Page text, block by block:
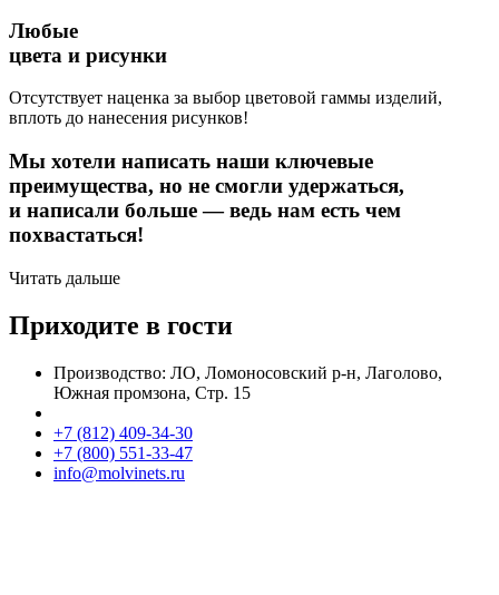
Любые
цвета и рисунки
Отсутствует наценка за выбор цветовой гаммы изделий,
вплоть до нанесения рисунков!
Мы хотели написать наши ключевые
преимущества, но не смогли удержаться,
и написали больше — ведь нам есть чем
похвастаться!
Читать дальше
Приходите в гости
Производство: ЛО, Ломоносовский р-н, Лаголово,
Южная промзона, Стр. 15
+7 (812) 409-34-30
+7 (800) 551-33-47
info@molvinets.ru